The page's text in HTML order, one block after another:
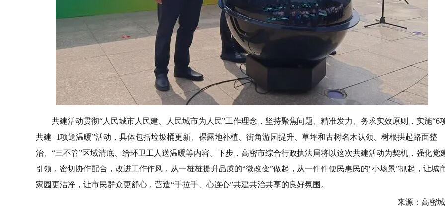
共建活动贯彻“人民城市人民建、人民城市为人民”工作理念，坚持聚焦问题、精准发力、务求实效原则，实施“6
共建+1项送温暖”活动，具体包括垃圾桶更新、裸露地补植、街角游园提升、草坪和古树名木认领、树根拱起路面整
治、“三不管”区域清底、给环卫工人送温暖等内容。下步，高密市综合行政执法局将以这次共建活动为契机，强化党
引领，密切协作配合，改进工作作风，从一桩桩提升品质的“微改变”做起，从一件件便民惠民的“小场景”抓起，让城
家园更洁净，让市民群众更舒心，营造“手拉手、心连心”共建共治共享的良好氛围。
来源：高密